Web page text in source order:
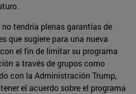
tendría plenas garantías de
que sugiere para una nueva
el fin de limitar su programa
a través de grupos como
con la Administración Trump,
el acuerdo sobre el programa